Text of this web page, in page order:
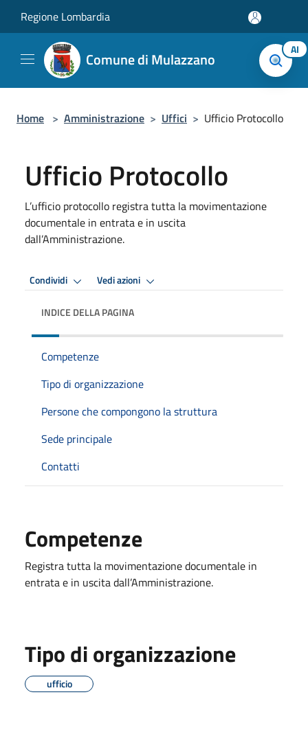
Regione Lombardia
Comune di Mulazzano AI
Home > Amministrazione > Uffici > Ufficio Protocollo
Ufficio Protocollo
L’ufficio protocollo registra tutta la movimentazione
documentale in entrata e in uscita
dall’Amministrazione.
Condividi Vedi azioni
INDICE DELLA PAGINA
Competenze
Tipo di organizzazione
Persone che compongono la struttura
Sede principale
Contatti
Competenze
Registra tutta la movimentazione documentale in
entrata e in uscita dall’Amministrazione.
Tipo di organizzazione
ufficio